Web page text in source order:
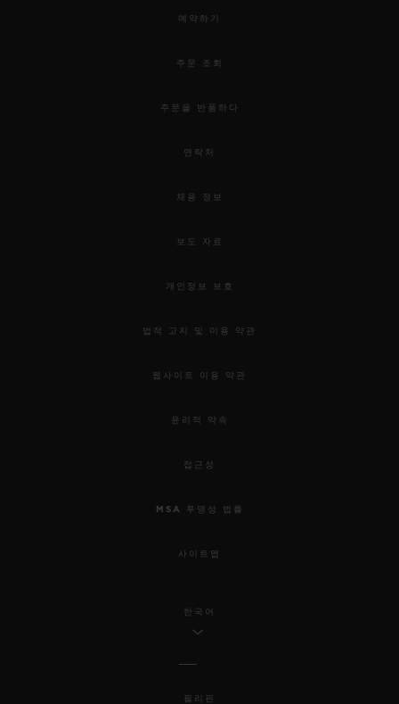
예약하기
주문 조회
주문을 반품하다
연락처
채용 정보
보도 자료
개인정보 보호
법적 고지 및 이용 약관
웹사이트 이용 약관
윤리적 약속
접근성
MSA 투명성 법률
사이트맵
한국어
필리핀